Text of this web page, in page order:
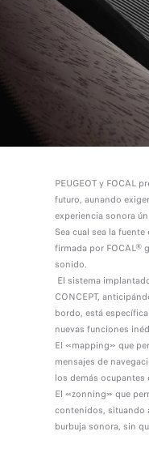
PEUGEOT y FOCAL
futuro, aunando
experiencia sonora
Sea cual sea la
firmada por FOCAL®
sonido.
El sistema
CONCEPT,
bordo, está
nuevas funciones
El «mapping» que
mensajes de
los demás ocupantes
El «zonning» que
contenidos, situando
burbuja sonora, sin